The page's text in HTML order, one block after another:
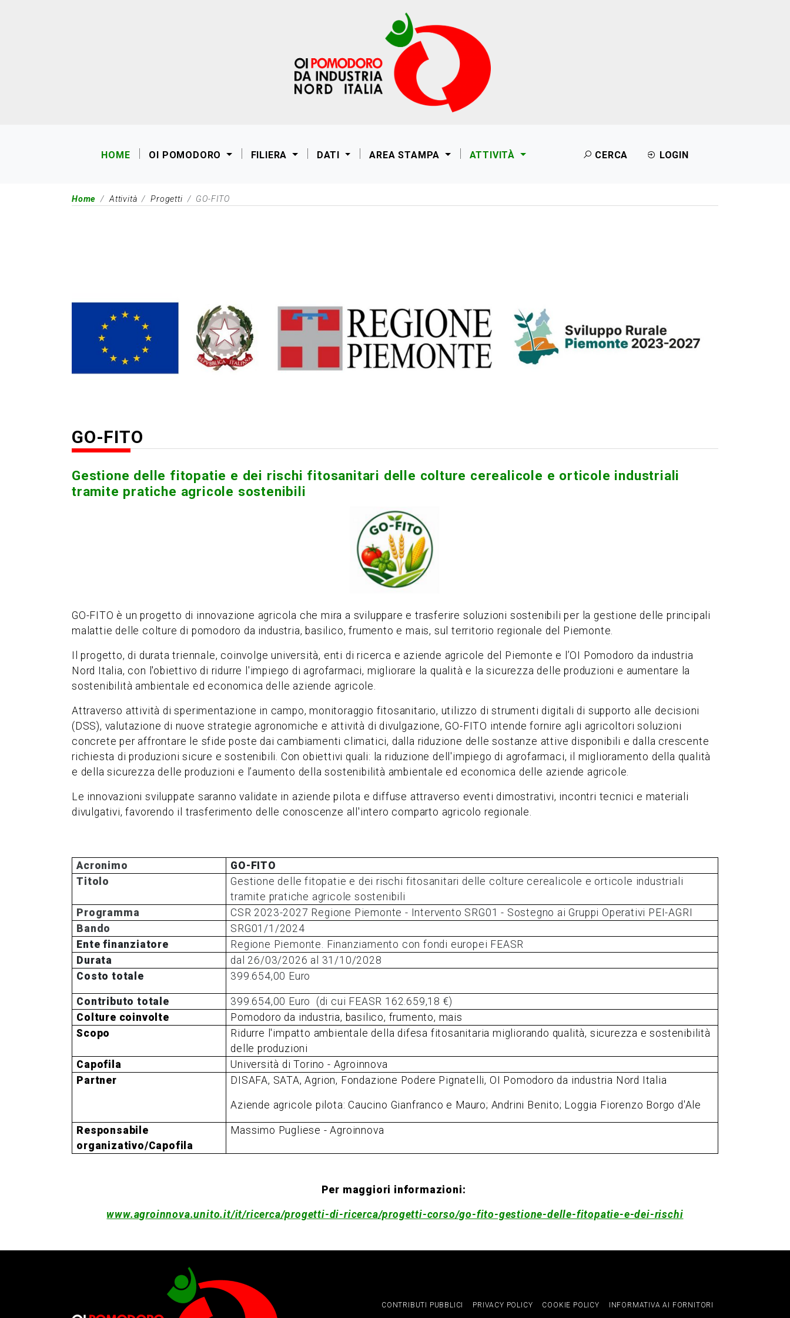
HOME OI POMODORO FILIERA DATI AREA STAMPA ATTIVITÀ LOGIN
CERCA
Home Attività Progetti GO-FITO
GO-FITO
Gestione delle fitopatie e dei rischi fitosanitari delle colture cerealicole e orticole industriali
tramite pratiche agricole sostenibili
GO-FITO è un progetto di innovazione agricola che mira a sviluppare e trasferire soluzioni sostenibili per la gestione delle principali
malattie delle colture di pomodoro da industria, basilico, frumento e mais, sul territorio regionale del Piemonte.
Il progetto, di durata triennale, coinvolge università, enti di ricerca e aziende agricole del Piemonte e l’OI Pomodoro da industria
Nord Italia, con l'obiettivo di ridurre l'impiego di agrofarmaci, migliorare la qualità e la sicurezza delle produzioni e aumentare la
sostenibilità ambientale ed economica delle aziende agricole.
Attraverso attività di sperimentazione in campo, monitoraggio fitosanitario, utilizzo di strumenti digitali di supporto alle decisioni
(DSS), valutazione di nuove strategie agronomiche e attività di divulgazione, GO-FITO intende fornire agli agricoltori soluzioni
concrete per affrontare le sfide poste dai cambiamenti climatici, dalla riduzione delle sostanze attive disponibili e dalla crescente
richiesta di produzioni sicure e sostenibili. Con obiettivi quali: la riduzione dell'impiego di agrofarmaci, il miglioramento della qualità
e della sicurezza delle produzioni e l’aumento della sostenibilità ambientale ed economica delle aziende agricole.
Le innovazioni sviluppate saranno validate in aziende pilota e diffuse attraverso eventi dimostrativi, incontri tecnici e materiali
divulgativi, favorendo il trasferimento delle conoscenze all'intero comparto agricolo regionale.
Acronimo
GO-FITO
Titolo
Gestione delle fitopatie e dei rischi fitosanitari delle colture cerealicole e orticole industriali
tramite pratiche agricole sostenibili
Programma
CSR 2023-2027 Regione Piemonte - Intervento SRG01 - Sostegno ai Gruppi Operativi PEI-AGRI
Bando
SRG01/1/2024
Ente finanziatore
Regione Piemonte. Finanziamento con fondi europei FEASR
Durata
dal 26/03/2026 al 31/10/2028
Costo totale
399.654,00 Euro
Contributo totale 399.654,00 Euro (di cui FEASR 162.659,18 €)
Colture coinvolte
Pomodoro da industria, basilico, frumento, mais
Scopo
Ridurre l'impatto ambientale della difesa fitosanitaria migliorando qualità, sicurezza e sostenibilità
delle produzioni
Capofila
Università di Torino - Agroinnova
Partner
DISAFA, SATA, Agrion, Fondazione Podere Pignatelli, OI Pomodoro da industria Nord Italia
Aziende agricole pilota: Caucino Gianfranco e Mauro; Andrini Benito; Loggia Fiorenzo Borgo d'Ale
Responsabile
organizativo/Capofila
Massimo Pugliese - Agroinnova
Per maggiori informazioni:
www.agroinnova.unito.it/it/ricerca/progetti-di-ricerca/progetti-corso/go-fito-gestione-delle-fitopatie-e-dei-rischi
CONTRIBUTI PUBBLICI PRIVACY POLICY COOKIE POLICY INFORMATIVA AI FORNITORI